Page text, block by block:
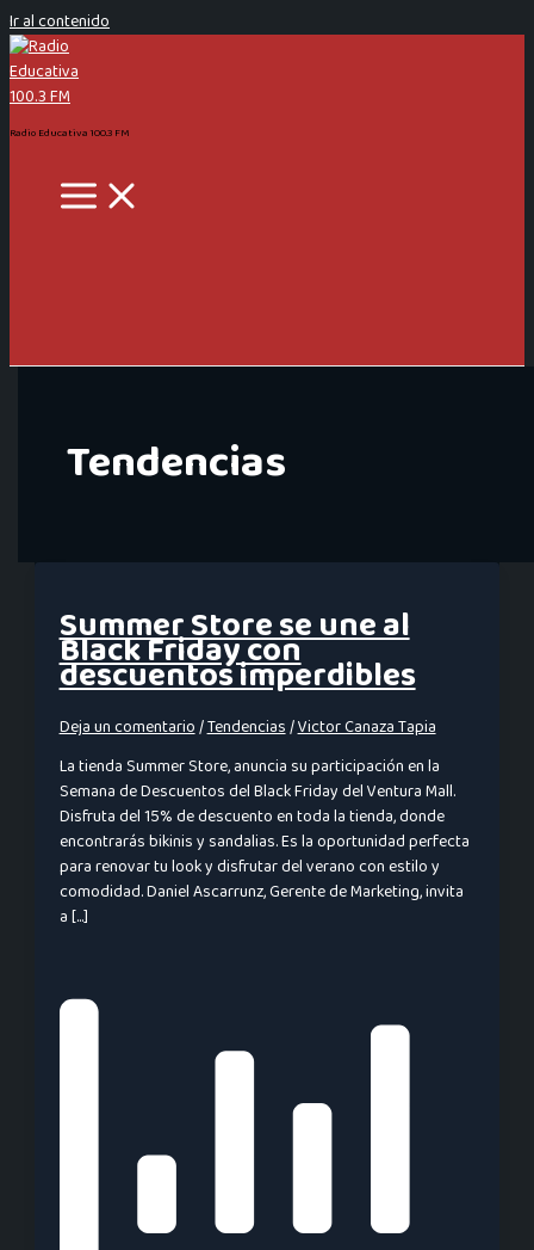
Ir al contenido
Radio Educativa 100.3 FM
Tendencias
Summer Store se une al
Black Friday con
descuentos imperdibles
Deja un comentario/Tendencias/Victor Canaza Tapia
La tienda Summer Store, anuncia su participación en la
Semana de Descuentos del Black Friday del Ventura Mall.
Disfruta del 15% de descuento en toda la tienda, donde
encontrarás bikinis y sandalias. Es la oportunidad perfecta
para renovar tu look y disfrutar del verano con estilo y
comodidad. Daniel Ascarrunz, Gerente de Marketing, invita
a […]